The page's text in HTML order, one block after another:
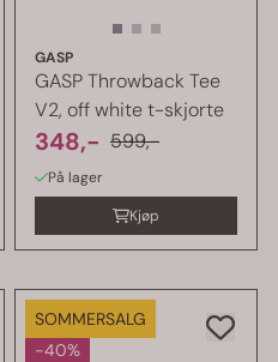
GASP
GASP Throwback Tee
V2, off white t-skjorte
348,- 599,-
På lager
Kjøp
SOMMERSALG
-40%